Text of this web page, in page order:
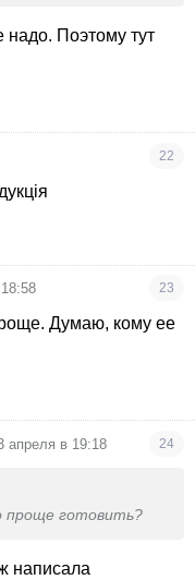
Поэтому тут
22
23
Думаю, кому ее
апреля в 19:18 24
проще готовить?
написала